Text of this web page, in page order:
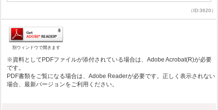
（ID:3620）
別ウィンドウで開きます
※資料としてPDFファイルが添付されている場合は、Adobe Acrobat(R)が必要
です。
PDF書類をご覧になる場合は、Adobe Readerが必要です。正しく表示されない
場合、最新バージョンをご利用ください。